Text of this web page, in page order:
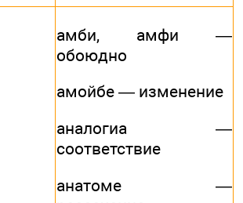
амби, амфи —
обоюдно
амойбе — изменение
аналогиа —
соответствие
анатоме —